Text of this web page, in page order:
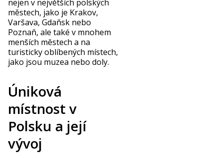
nejen v největších polských
městech, jako je Krakov,
Varšava, Gdaňsk nebo
Poznaň, ale také v mnohem
menších městech a na
turisticky oblíbených místech,
jako jsou muzea nebo doly.
Úniková
místnost v
Polsku a její
vývoj